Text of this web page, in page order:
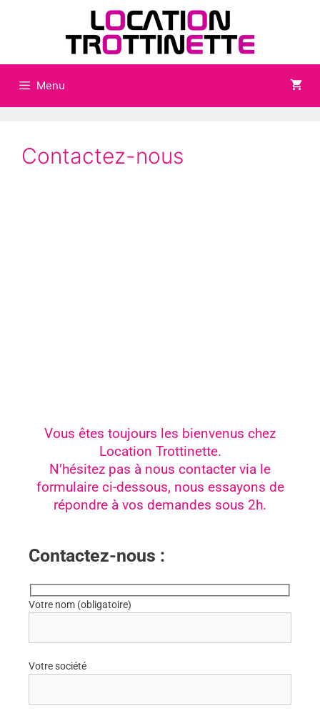
Menu
Contactez-nous
Vous êtes toujours les bienvenus chez
Location Trottinette.
N’hésitez pas à nous contacter via le
formulaire ci-dessous, nous essayons de
répondre à vos demandes sous 2h.
Contactez-nous :
Votre nom (obligatoire)
Votre société